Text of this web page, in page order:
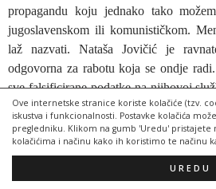
Ove internetske stranice koriste kolačiće (tzv.
iskustva i funkcionalnosti. Postavke kolačića
pregledniku. Klikom na gumb 'Uredu' pristajete
kolačićima i načinu kako ih koristimo te načinu
UREDU
propagandu koju jednako tako
jugoslavenskom ili komunističkom.
laž nazvati. Nataša Jovičić je
odgovorna za rabotu koja se ondje
sve falsificirane podatke na njihovoj
dokazuju bez ikakve sumnje da je ono
ugled Republike Hrvatske, ne samo
svjetske javnosti, već i jedan od
A sve to plaćaju hrvatski porezni
dvije godine primila je veći broj mojih